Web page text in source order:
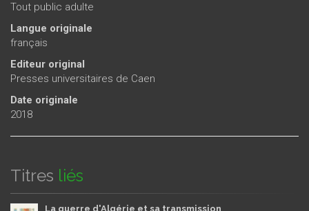
Tout public adulte
Langue originale
français
Editeur original
Presses universitaires de Caen
Date originale
2018
Titres liés
La guerre d'Algérie et sa transmission